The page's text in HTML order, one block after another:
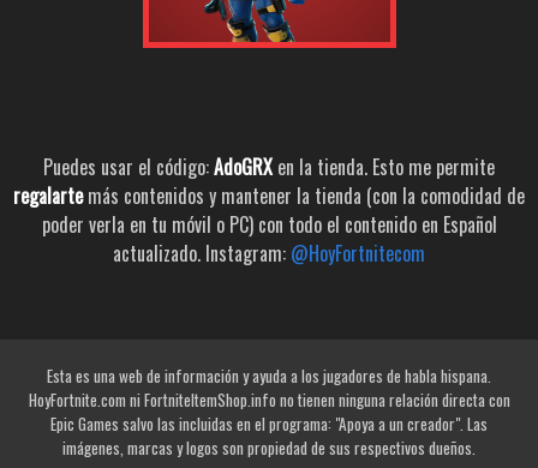
Puedes usar el código:AdoGRXen la tienda. Esto me permite
regalartemás contenidos y mantener la tienda (con la comodidad de
poder verla en tu móvil o PC) con todo el contenido en Español
actualizado. Instagram: @HoyFortnitecom
Esta es una web de información y ayuda a los jugadores de habla hispana.
HoyFortnite.com ni FortniteItemShop.info no tienen ninguna relación directa con
Epic Games salvo las incluidas en el programa: "Apoya a un creador". Las
imágenes, marcas y logos son propiedad de sus respectivos dueños.